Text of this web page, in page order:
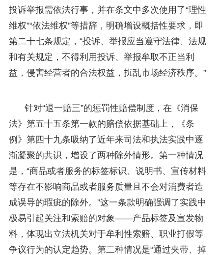
投诉举报需依法行事，并在条文中多次使用了“理性
维权”“依法维权”等措辞，明确增设概括性要求，即
第二十七条规定，“投诉、举报应当遵守法律、法规
和有关规定，不得利用投诉、举报牟取不正当利
益，侵害经营者的合法权益，扰乱市场经济秩序。”
针对“退一赔三”的惩罚性赔偿制度，在《消保
法》第五十五条第一款的赔偿依据基础上，《条
例》第四十九条吸纳了近年来司法和执法实践中逐
渐凝聚的共识，增设了两种除外情形。第一种情况
是，“商品或者服务的标签标识、说明书、宣传材料
等存在不影响商品或者服务质量且不会对消费者造
成误导的瑕疵的除外。”这一条款明确强调了实践中
极易引起关注和索赔的对象——产品标签及宣发物
料，体现出立法机关对于牟利性索赔、职业打假等
争议行为的认定趋势。第二种情况是“通过夹带、掉